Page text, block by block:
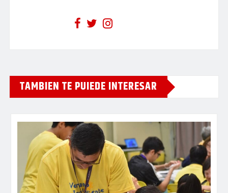
TAMBIEN TE PUIEDE INTERESAR